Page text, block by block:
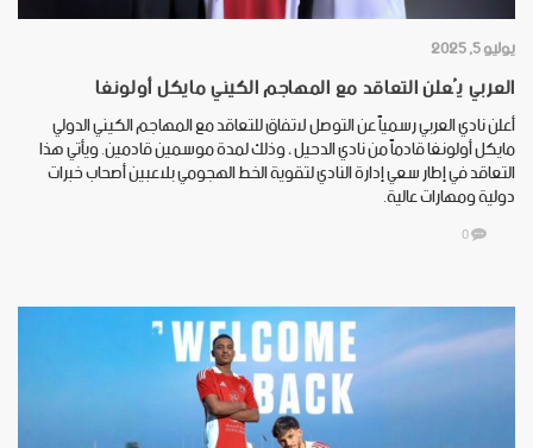
يوليو 5, 2025
العربي يُعلن التعاقد مع المهاجم الكيني مايكل أولونغا
أعلن نادي العربي رسمياً عن التوصل لاتفاق للتعاقد مع المهاجم الكيني الدولي
مايكل أولونغا قادماً من نادي الدحيل ، وذلك لمدة موسمين قادمين. ويأتي هذا
التعاقد في إطار سعي إدارة النادي لتقوية الخط الهجومي بلاعبين أصحاب خبرات
دولية ومهارات عالية.
0